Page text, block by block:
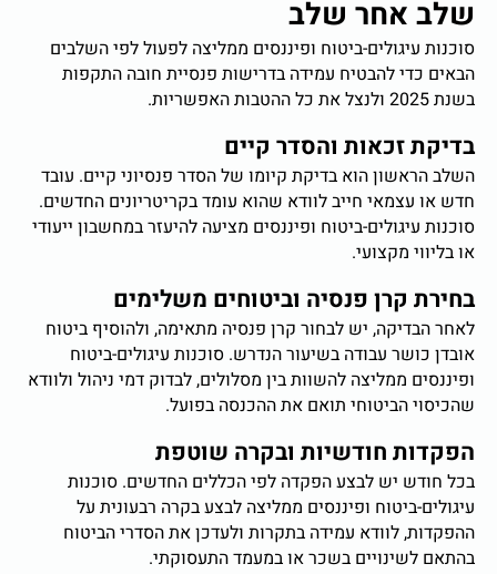
שלב אחר שלב
סוכנות עיגולים-ביטוח ופיננסים ממליצה לפעול לפי השלבים
הבאים כדי להבטיח עמידה בדרישות פנסיית חובה התקפות
בשנת 2025 ולנצל את כל ההטבות האפשריות.
בדיקת זכאות והסדר קיים
השלב הראשון הוא בדיקת קיומו של הסדר פנסיוני קיים. עובד
חדש או עצמאי חייב לוודא שהוא עומד בקריטריונים החדשים.
סוכנות עיגולים-ביטוח ופיננסים מציעה להיעזר במחשבון ייעודי
או בליווי מקצועי.
בחירת קרן פנסיה וביטוחים משלימים
לאחר הבדיקה, יש לבחור קרן פנסיה מתאימה, ולהוסיף ביטוח
אובדן כושר עבודה בשיעור הנדרש. סוכנות עיגולים-ביטוח
ופיננסים ממליצה להשוות בין מסלולים, לבדוק דמי ניהול ולוודא
שהכיסוי הביטוחי תואם את ההכנסה בפועל.
הפקדות חודשיות ובקרה שוטפת
בכל חודש יש לבצע הפקדה לפי הכללים החדשים. סוכנות
עיגולים-ביטוח ופיננסים ממליצה לבצע בקרה רבעונית על
ההפקדות, לוודא עמידה בתקרות ולעדכן את הסדרי הביטוח
בהתאם לשינויים בשכר או במעמד התעסוקתי.